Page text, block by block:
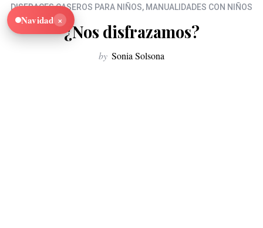
DISFRACES CASEROS PARA NIÑOS, MANUALIDADES CON NIÑOS
¿Nos disfrazamos?
by Sonia Solsona
Navidad ×